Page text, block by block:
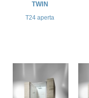
TWIN
T24 aperta